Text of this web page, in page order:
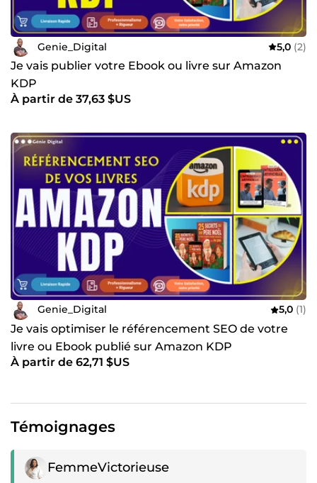
Genie_Digital 5,0 (2)
Je vais publier votre Ebook ou livre sur Amazon
KDP
À partir de 37,63 $US
Genie_Digital 5,0 (1)
Je vais optimiser le référencement SEO de votre
livre ou Ebook publié sur Amazon KDP
À partir de 62,71 $US
Témoignages
Témoignage positif
FemmeVictorieuse